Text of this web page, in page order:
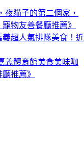
夜貓子的第二個家，
物友善餐廳推薦》
超人氣排隊美食！近
義體育館美食美味咖
推薦》